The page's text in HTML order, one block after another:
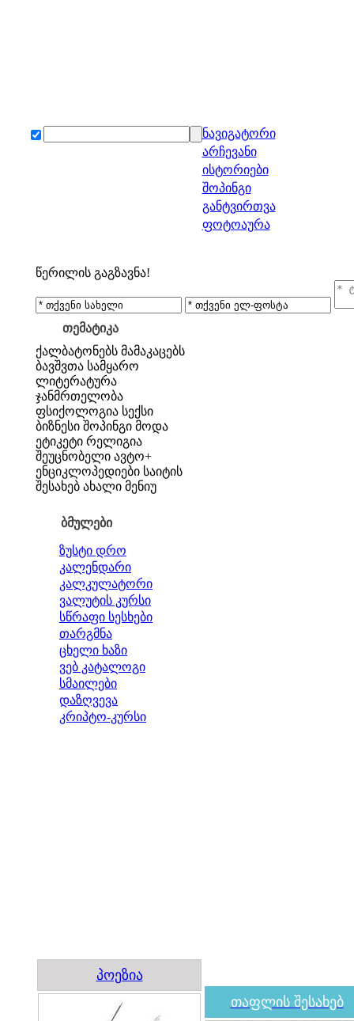
ნავიგატორი
არჩევანი
ისტორიები
შოპინგი
განტვირთვა
ფოტოაურა
წერილის გაგზავნა!
თემატიკა
ქალბატონებს მამაკაცებს
ბავშვთა სამყარო
ლიტერატურა
ჯანმრთელობა
ფსიქოლოგია სექსი
ბიზნესი შოპინგი მოდა
ეტიკეტი რელიგია
შეუცნობელი ავტო+
ენციკლოპედიები საიტის
შესახებ ახალი მენიუ
ბმულები
ზუსტი დრო
კალენდარი
კალკულატორი
ვალუტის კურსი
სწრაფი სესხები
თარგმნა
ცხელი ხაზი
ვებ კატალოგი
სმაილები
დაზღვევა
კრიპტო-კურსი
პოეზია
თაფლის შესახებ